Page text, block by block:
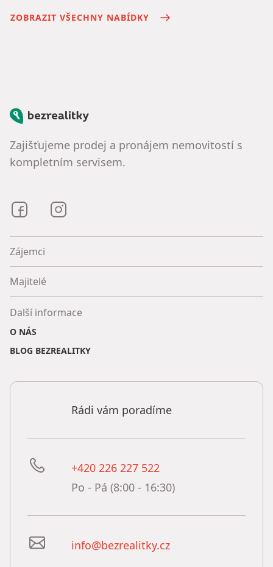
ZOBRAZIT VŠECHNY NABÍDKY
Bezrealitky
Zajišťujeme prodej a pronájem nemovitostí s
kompletním servisem.
Bezrealitky na Facebooku
Zájemci
Majitelé
Další informace
O NÁS
BLOG BEZREALITKY
Rádi vám poradíme
+420 226 227 522
Po - Pá (8:00 - 16:30)
info@bezrealitky.cz